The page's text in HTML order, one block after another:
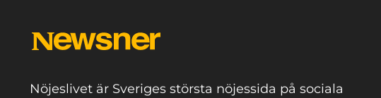
Nöjeslivet är Sveriges största nöjessida på sociala